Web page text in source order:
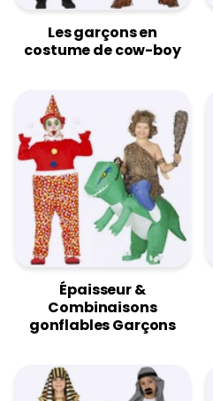
Les garçons en
costume de cow-boy
Épaisseur &
Combinaisons
gonflables Garçons